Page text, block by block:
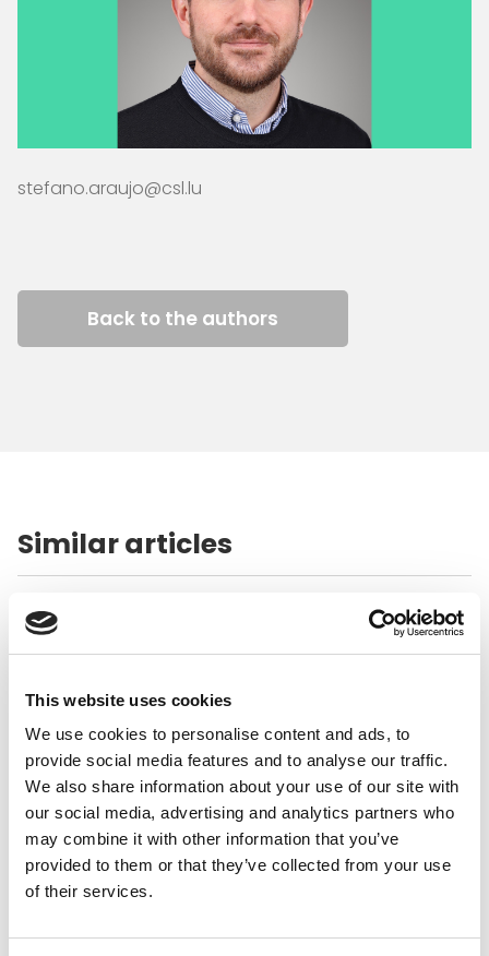
This website uses cookies
We use cookies to personalise content and ads, to
provide social media features and to analyse our traffic.
We also share information about your use of our site with
our social media, advertising and analytics partners who
may combine it with other information that you’ve
provided to them or that they’ve collected from your use
of their services.
stefano.araujo@csl.lu
Back to the authors
Similar articles
Auteurs :Stefano Araujo| 25.12.10
Santé : quand le